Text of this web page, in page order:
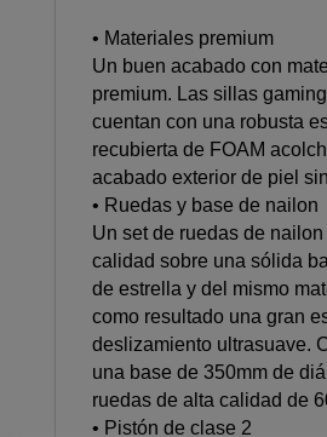
• Materiales premium
Un buen acabado con
premium. Las sillas
cuentan con una robusta
recubierta de FOAM
acabado exterior de piel
• Ruedas y base de nailon
Un set de ruedas de nailon
calidad sobre una sólida
de estrella y del mismo
como resultado una gran
deslizamiento ultrasuave.
una base de 350mm de
ruedas de alta calidad de
• Pistón de clase 2